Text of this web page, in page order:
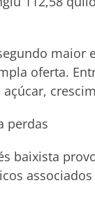
oferta.
perdas
baixista